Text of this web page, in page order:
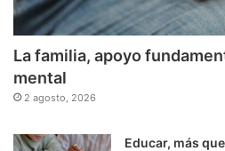
La familia, apoyo
mental
2 agosto, 2026
Educar, más